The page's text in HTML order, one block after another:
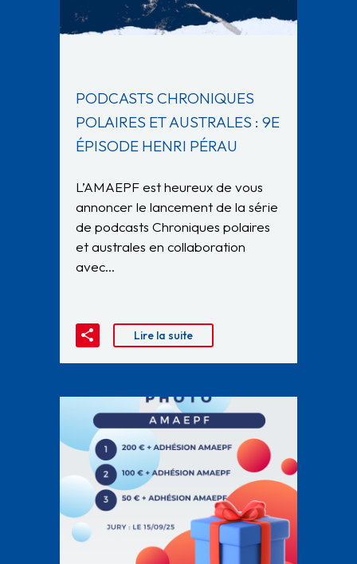
PODCASTS CHRONIQUES
POLAIRES ET AUSTRALES : 9E
ÉPISODE HENRI PÉRAU
L’AMAEPF est heureux de vous
annoncer le lancement de la série
de podcasts Chroniques polaires
et australes en collaboration
avec…
Lire la suite